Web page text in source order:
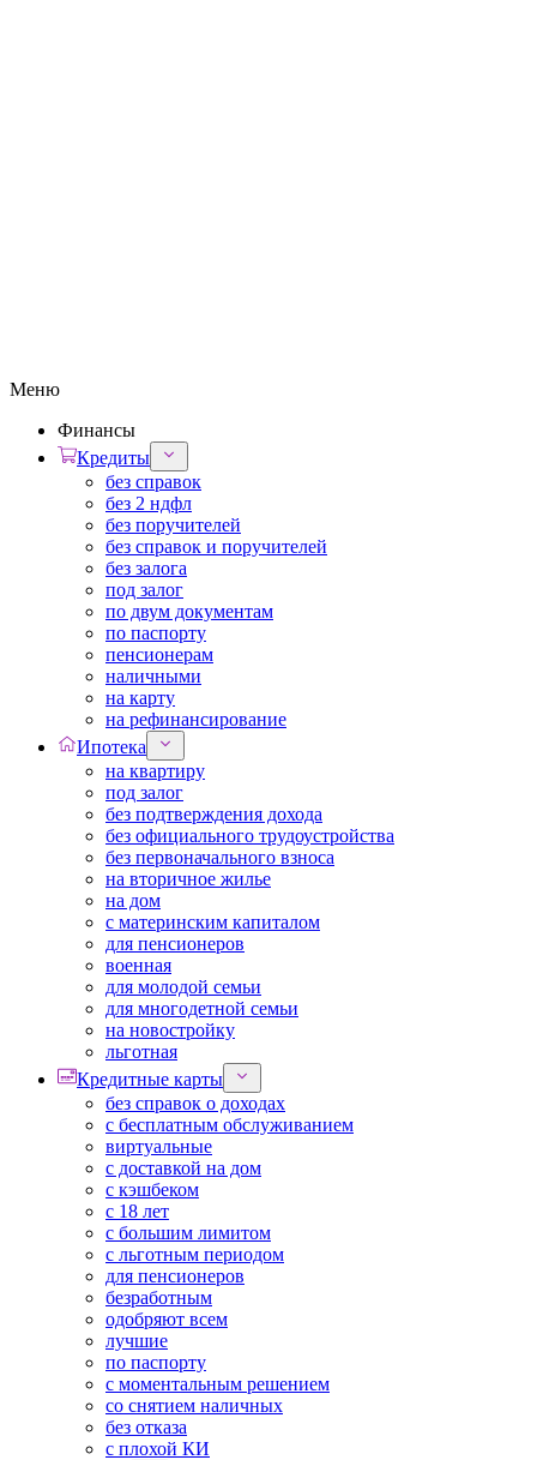
Меню
Финансы
Кредиты
без справок
без 2 ндфл
без поручителей
без справок и поручителей
без залога
под залог
по двум документам
по паспорту
пенсионерам
наличными
на карту
на рефинансирование
Ипотека
на квартиру
под залог
без подтверждения дохода
без официального трудоустройства
без первоначального взноса
на вторичное жилье
на дом
с материнским капиталом
для пенсионеров
военная
для молодой семьи
для многодетной семьи
на новостройку
льготная
Кредитные карты
без справок о доходах
с бесплатным обслуживанием
виртуальные
с доставкой на дом
с кэшбеком
с 18 лет
с большим лимитом
с льготным периодом
для пенсионеров
безработным
одобряют всем
лучшие
по паспорту
с моментальным решением
со снятием наличных
без отказа
с плохой КИ